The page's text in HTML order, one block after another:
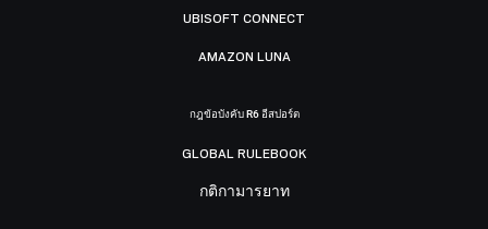
UBISOFT CONNECT
AMAZON LUNA
กฎข้อบังคับ R6 อีสปอร์ต
GLOBAL RULEBOOK
กติกามารยาท